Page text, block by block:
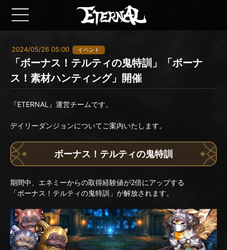
2024/05/26 05:00 イベント
「ボーナス！テルティの鬼特訓」「ボーナ
ス！素材ハンティング」開催
『ETERNAL』運営チームです。
デイリーダンジョンについてご案内いたします。
ボーナス！テルティの鬼特訓
期間中、エネミーからの取得経験値が2倍にアップする
「ボーナス！テルティの鬼特訓」が解放されます。